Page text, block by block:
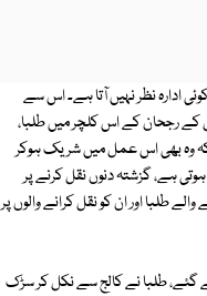
نظر نہیں آتا ہے۔ اس سے
رجحان کے اس کلچر میں طلبا،
کہ وہ بھی اس عمل میں شریک ہوکر
ہے، گزشتہ دنوں نقل کرنے پر
طلبا اور ان کو نقل کرانے والوں پر
گئے، طلبا نے کالج سے نکل کر سڑک